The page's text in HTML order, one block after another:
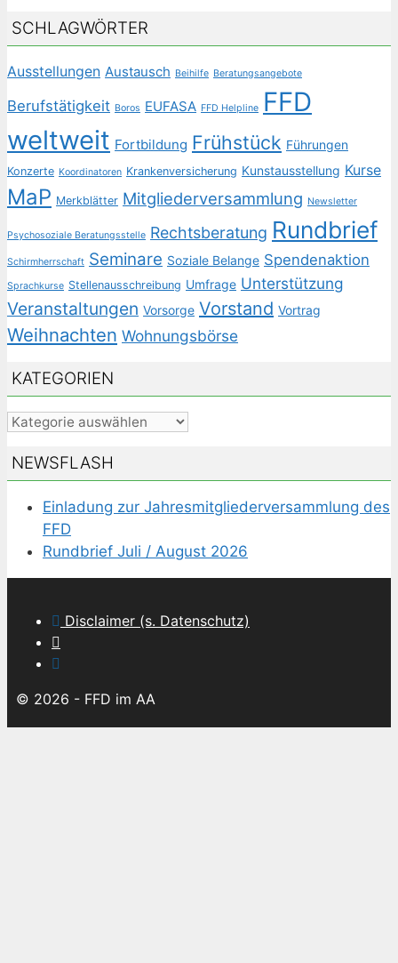
SCHLAGWÖRTER
Ausstellungen Austausch Beihilfe Beratungsangebote
Berufstätigkeit Boros EUFASA FFD Helpline FFD
weltweit Fortbildung Frühstück Führungen
Konzerte Koordinatoren Krankenversicherung Kunstausstellung Kurse
MaP Merkblätter Mitgliederversammlung Newsletter
Psychosoziale Beratungsstelle Rechtsberatung Rundbrief
Schirmherrschaft Seminare Soziale Belange Spendenaktion
Sprachkurse Stellenausschreibung Umfrage Unterstützung
Veranstaltungen Vorsorge Vorstand Vortrag
Weihnachten Wohnungsbörse
KATEGORIEN
Kategorien
NEWSFLASH
Einladung zur Jahresmitgliederversammlung des
FFD
Rundbrief Juli / August 2026
Disclaimer (s. Datenschutz)
© 2026 - FFD im AA